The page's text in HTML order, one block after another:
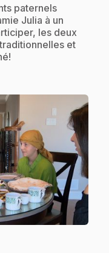
paternels
Julia à un
les deux
et